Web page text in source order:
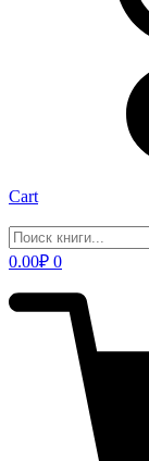
Cart
0.00₽ 0